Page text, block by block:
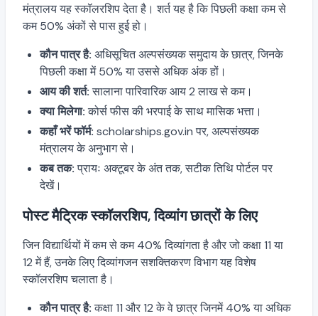
मंत्रालय यह स्कॉलरशिप देता है। शर्त यह है कि पिछली कक्षा कम से
कम 50% अंकों से पास हुई हो।
कौन पात्र है: अधिसूचित अल्पसंख्यक समुदाय के छात्र, जिनके
पिछली कक्षा में 50% या उससे अधिक अंक हों।
आय की शर्त:सालाना पारिवारिक आय 2 लाख से कम।
क्या मिलेगा:कोर्स फीस की भरपाई के साथ मासिक भत्ता।
कहाँ भरें फॉर्म: scholarships.gov.in पर, अल्पसंख्यक
मंत्रालय के अनुभाग से।
कब तक:प्रायः अक्टूबर के अंत तक, सटीक तिथि पोर्टल पर
देखें।
पोस्ट मैट्रिक स्कॉलरशिप, दिव्यांग छात्रों के लिए
जिन विद्यार्थियों में कम से कम 40% दिव्यांगता है और जो कक्षा 11 या
12 में हैं, उनके लिए दिव्यांगजन सशक्तिकरण विभाग यह विशेष
स्कॉलरशिप चलाता है।
कौन पात्र है:कक्षा 11 और 12 के वे छात्र जिनमें 40% या अधिक